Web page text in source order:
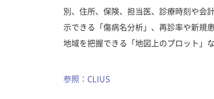
別、住所、保険、担当医、診療時刻や会
示できる「傷病名分析」、再診率や新規
地域を把握できる「地図上のプロット」
参照：CLIUS